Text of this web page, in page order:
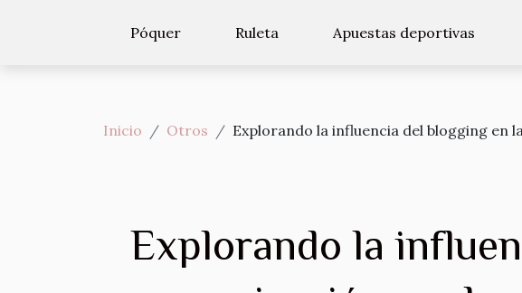
Póquer Ruleta Apuestas deportivas
Inicio Otros Explorando la influencia del blogging en
Explorando la